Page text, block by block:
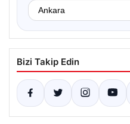
Bizi Takip Edin